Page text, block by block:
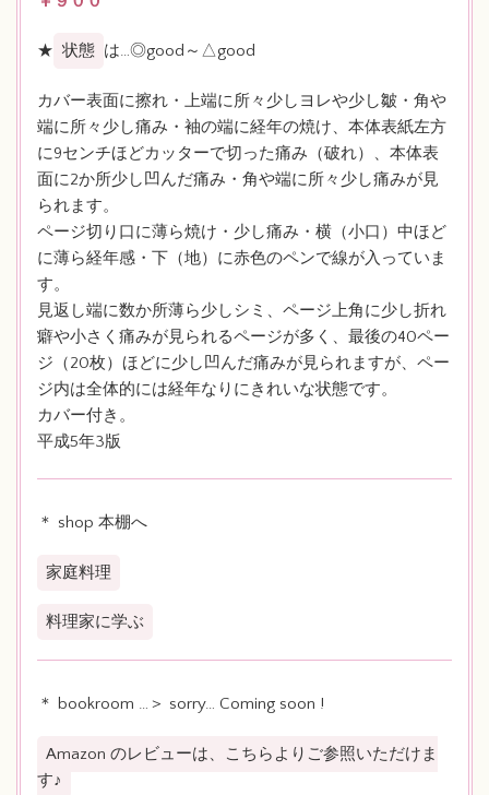
★ 状態 は…◎good～△good
カバー表面に擦れ・上端に所々少しヨレや少し皺・角や
端に所々少し痛み・袖の端に経年の焼け、本体表紙左方
に9センチほどカッターで切った痛み（破れ）、本体表
面に2か所少し凹んだ痛み・角や端に所々少し痛みが見
られます。
ページ切り口に薄ら焼け・少し痛み・横（小口）中ほど
に薄ら経年感・下（地）に赤色のペンで線が入っていま
す。
見返し端に数か所薄ら少しシミ、ページ上角に少し折れ
癖や小さく痛みが見られるページが多く、最後の40ペー
ジ（20枚）ほどに少し凹んだ痛みが見られますが、ペー
ジ内は全体的には経年なりにきれいな状態です。
カバー付き。
平成5年3版
＊ shop 本棚へ
家庭料理
料理家に学ぶ
＊ bookroom …＞ sorry… Coming soon !
Amazon のレビューは、こちらよりご参照いただけま
す♪